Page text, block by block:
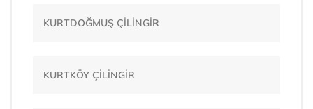
KURTDOĞMUŞ ÇİLİNGİR
KURTKÖY ÇİLİNGİR